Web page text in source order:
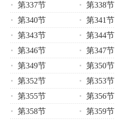
第337节
第338节
第340节
第341节
第343节
第344节
第346节
第347节
第349节
第350节
第352节
第353节
第355节
第356节
第358节
第359节